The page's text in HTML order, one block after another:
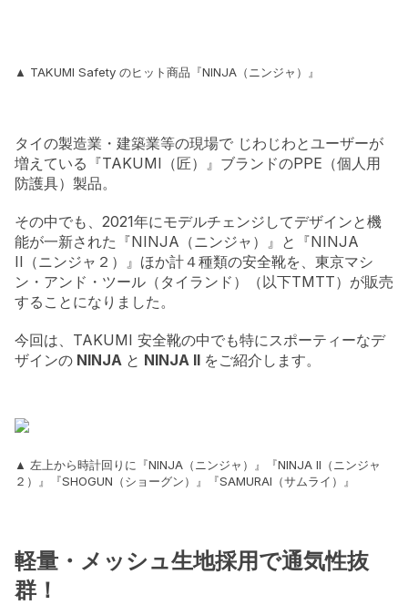
▲ TAKUMI Safety のヒット商品『NINJA（ニンジャ）』
タイの製造業・建築業等の現場で じわじわとユーザーが
増えている『TAKUMI（匠）』ブランドのPPE（個人用
防護具）製品。
その中でも、2021年にモデルチェンジしてデザインと機
能が一新された『NINJA（ニンジャ）』と『NINJA
II（ニンジャ２）』ほか計４種類の安全靴を、東京マシ
ン・アンド・ツール（タイランド）（以下TMTT）が販売
することになりました。
今回は、TAKUMI 安全靴の中でも特にスポーティーなデ
ザインの NINJA と NINJA II をご紹介します。
▲ 左上から時計回りに『NINJA（ニンジャ）』『NINJA II（ニンジャ
２）』『SHOGUN（ショーグン）』『SAMURAI（サムライ）』
軽量・メッシュ生地採用で通気性抜
群！